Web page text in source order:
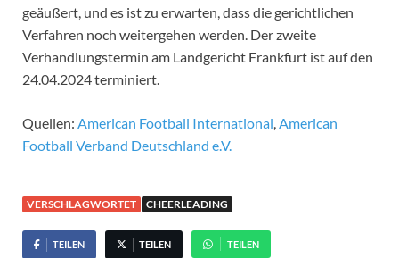
geäußert, und es ist zu erwarten, dass die gerichtlichen
Verfahren noch weitergehen werden​. Der zweite
Verhandlungstermin am Landgericht Frankfurt ist auf den
24.04.2024 terminiert.
Quellen: American Football International,​American
Football Verband Deutschland e.V.
VERSCHLAGWORTET CHEERLEADING
TEILEN TEILEN TEILEN